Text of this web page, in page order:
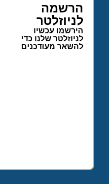
הרשמה
לניוזלטר
הירשמו עכשיו
לניוזלטר שלנו כדי
להשאר מעודכנים